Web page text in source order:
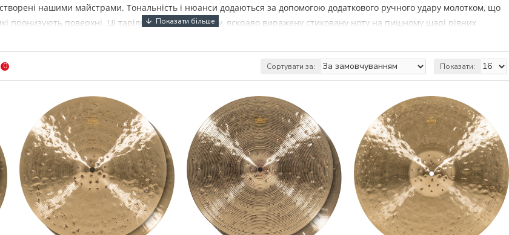
нашими майстрами. Тональність і нюанси додаються за допомогою додаткового ручного удару молотком, що
пронизують поверхні. Ці тарілки створюють чітку, яскраво виражену стиковану ноту на пишному шарі рівних
0 Сортувати за: Показати: